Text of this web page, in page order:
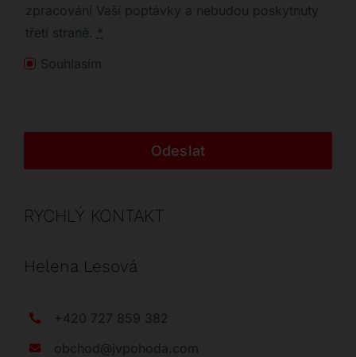
zpracování Vaší poptávky a nebudou poskytnuty
třetí straně. *
Souhlasím
Odeslat
RYCHLÝ KONTAKT
Helena Lesová
+420 727 859 382
obchod@jvpohoda.com